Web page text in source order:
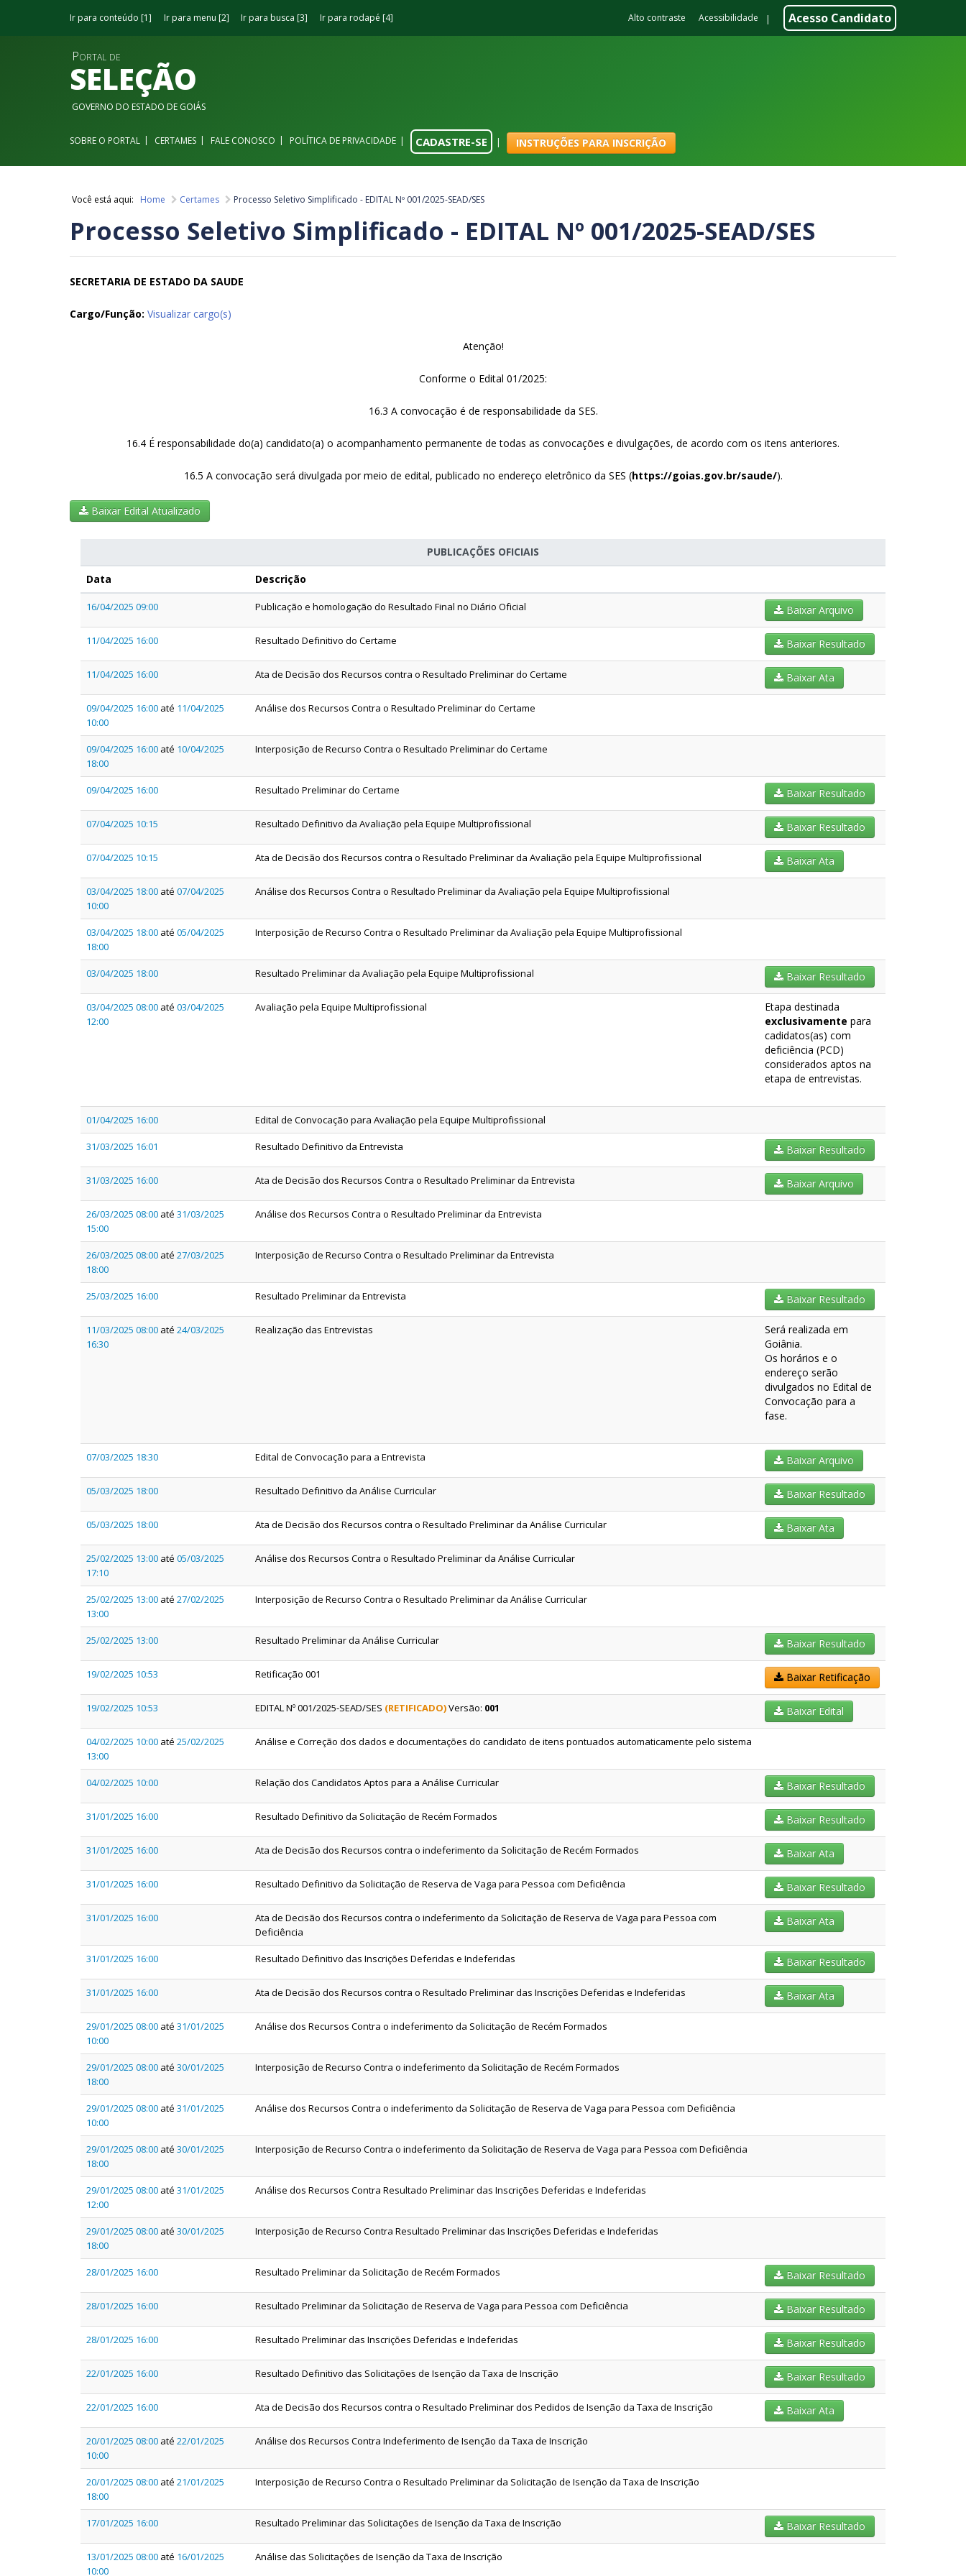
Ir para conteúdo 1 Ir para menu 2 Ir para busca 3 Ir para rodapé 4 | Acesso Candidato
Alto contraste Acessibilidade
Portal de
SELEÇÃO
GOVERNO DO ESTADO DE GOIÁS
SOBRE O PORTAL CERTAMES FALE CONOSCO POLÍTICA DE PRIVACIDADE CADASTRE-SE INSTRUÇÕES PARA INSCRIÇÃO
Você está aqui: Home  Certames  Processo Seletivo Simplificado - EDITAL Nº 001/2025-SEAD/SES
Processo Seletivo Simplificado - EDITAL Nº 001/2025-SEAD/SES
SECRETARIA DE ESTADO DA SAUDE
Cargo/Função: Visualizar cargo(s)
Atenção!
Conforme o Edital 01/2025:
16.3 A convocação é de responsabilidade da SES.
16.4 É responsabilidade do(a) candidato(a) o acompanhamento permanente de todas as convocações e divulgações, de acordo com os itens anteriores.
16.5 A convocação será divulgada por meio de edital, publicado no endereço eletrônico da SES (https://goias.gov.br/saude/).
Baixar Edital Atualizado
PUBLICAÇÕES OFICIAIS
Data
Descrição
16/04/2025 09:00 Publicação e homologação do Resultado Final no Diário Oficial Baixar Arquivo
11/04/2025 16:00 Resultado Definitivo do Certame Baixar Resultado
11/04/2025 16:00 Ata de Decisão dos Recursos contra o Resultado Preliminar do Certame Baixar Ata
09/04/2025 16:00 até 11/04/2025
10:00
Análise dos Recursos Contra o Resultado Preliminar do Certame
09/04/2025 16:00 até 10/04/2025
18:00
Interposição de Recurso Contra o Resultado Preliminar do Certame
09/04/2025 16:00 Resultado Preliminar do Certame Baixar Resultado
07/04/2025 10:15 Resultado Definitivo da Avaliação pela Equipe Multiprofissional Baixar Resultado
07/04/2025 10:15 Ata de Decisão dos Recursos contra o Resultado Preliminar da Avaliação pela Equipe Multiprofissional Baixar Ata
03/04/2025 18:00 até 07/04/2025
10:00
Análise dos Recursos Contra o Resultado Preliminar da Avaliação pela Equipe Multiprofissional
03/04/2025 18:00 até 05/04/2025
18:00
Interposição de Recurso Contra o Resultado Preliminar da Avaliação pela Equipe Multiprofissional
03/04/2025 18:00 Resultado Preliminar da Avaliação pela Equipe Multiprofissional Baixar Resultado
03/04/2025 08:00 até 03/04/2025
12:00
Avaliação pela Equipe Multiprofissional
Etapa destinada
exclusivamente para
cadidatos(as) com
deficiência (PCD)
considerados aptos na
etapa de entrevistas.
01/04/2025 16:00 Edital de Convocação para Avaliação pela Equipe Multiprofissional
31/03/2025 16:01 Resultado Definitivo da Entrevista Baixar Resultado
31/03/2025 16:00 Ata de Decisão dos Recursos Contra o Resultado Preliminar da Entrevista Baixar Arquivo
26/03/2025 08:00 até 31/03/2025
15:00
Análise dos Recursos Contra o Resultado Preliminar da Entrevista
26/03/2025 08:00 até 27/03/2025
18:00
Interposição de Recurso Contra o Resultado Preliminar da Entrevista
25/03/2025 16:00 Resultado Preliminar da Entrevista Baixar Resultado
11/03/2025 08:00 até 24/03/2025
16:30
Realização das Entrevistas
Será realizada em
Goiânia.
Os horários e o
endereço serão
divulgados no Edital de
Convocação para a
fase.
07/03/2025 18:30 Edital de Convocação para a Entrevista Baixar Arquivo
05/03/2025 18:00 Resultado Definitivo da Análise Curricular Baixar Resultado
05/03/2025 18:00 Ata de Decisão dos Recursos contra o Resultado Preliminar da Análise Curricular Baixar Ata
25/02/2025 13:00 até 05/03/2025
17:10
Análise dos Recursos Contra o Resultado Preliminar da Análise Curricular
25/02/2025 13:00 até 27/02/2025
13:00
Interposição de Recurso Contra o Resultado Preliminar da Análise Curricular
25/02/2025 13:00 Resultado Preliminar da Análise Curricular Baixar Resultado
19/02/2025 10:53 Retificação 001 Baixar Retificação
19/02/2025 10:53 EDITAL Nº 001/2025-SEAD/SES (RETIFICADO)Versão: 001 Baixar Edital
04/02/2025 10:00 até 25/02/2025
13:00
Análise e Correção dos dados e documentações do candidato de itens pontuados automaticamente pelo sistema
04/02/2025 10:00 Relação dos Candidatos Aptos para a Análise Curricular Baixar Resultado
31/01/2025 16:00 Resultado Definitivo da Solicitação de Recém Formados Baixar Resultado
31/01/2025 16:00 Ata de Decisão dos Recursos contra o indeferimento da Solicitação de Recém Formados Baixar Ata
31/01/2025 16:00 Resultado Definitivo da Solicitação de Reserva de Vaga para Pessoa com Deficiência Baixar Resultado
31/01/2025 16:00
Ata de Decisão dos Recursos contra o indeferimento da Solicitação de Reserva de Vaga para Pessoa com
Deficiência
Baixar Ata
31/01/2025 16:00 Resultado Definitivo das Inscrições Deferidas e Indeferidas Baixar Resultado
31/01/2025 16:00 Ata de Decisão dos Recursos contra o Resultado Preliminar das Inscrições Deferidas e Indeferidas Baixar Ata
29/01/2025 08:00 até 31/01/2025
10:00
Análise dos Recursos Contra o indeferimento da Solicitação de Recém Formados
29/01/2025 08:00 até 30/01/2025
18:00
Interposição de Recurso Contra o indeferimento da Solicitação de Recém Formados
29/01/2025 08:00 até 31/01/2025
10:00
Análise dos Recursos Contra o indeferimento da Solicitação de Reserva de Vaga para Pessoa com Deficiência
29/01/2025 08:00 até 30/01/2025
18:00
Interposição de Recurso Contra o indeferimento da Solicitação de Reserva de Vaga para Pessoa com Deficiência
29/01/2025 08:00 até 31/01/2025
12:00
Análise dos Recursos Contra Resultado Preliminar das Inscrições Deferidas e Indeferidas
29/01/2025 08:00 até 30/01/2025
18:00
Interposição de Recurso Contra Resultado Preliminar das Inscrições Deferidas e Indeferidas
28/01/2025 16:00 Resultado Preliminar da Solicitação de Recém Formados Baixar Resultado
28/01/2025 16:00 Resultado Preliminar da Solicitação de Reserva de Vaga para Pessoa com Deficiência Baixar Resultado
28/01/2025 16:00 Resultado Preliminar das Inscrições Deferidas e Indeferidas Baixar Resultado
22/01/2025 16:00 Resultado Definitivo das Solicitações de Isenção da Taxa de Inscrição Baixar Resultado
22/01/2025 16:00 Ata de Decisão dos Recursos contra o Resultado Preliminar dos Pedidos de Isenção da Taxa de Inscrição Baixar Ata
20/01/2025 08:00 até 22/01/2025
10:00
Análise dos Recursos Contra Indeferimento de Isenção da Taxa de Inscrição
20/01/2025 08:00 até 21/01/2025
18:00
Interposição de Recurso Contra o Resultado Preliminar da Solicitação de Isenção da Taxa de Inscrição
17/01/2025 16:00 Resultado Preliminar das Solicitações de Isenção da Taxa de Inscrição Baixar Resultado
13/01/2025 08:00 até 16/01/2025
10:00
Análise das Solicitações de Isenção da Taxa de Inscrição